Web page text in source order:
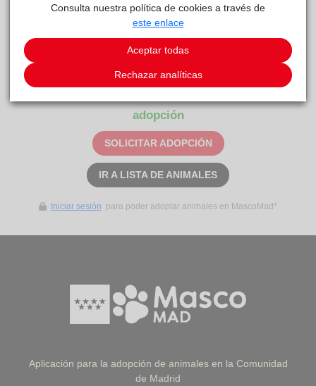
COMENTARIOS
Carácter
Gatita simpaticona que necesita un compañero que la enseñe
adopción
SOLICITAR ADOPCIÓN
IR A LISTA DE ANIMALES
Iniciar sesión para poder adoptar animales en MascoMad*
Aplicación para la adopción de animales en la Comunidad
de Madrid
Consulta nuestra política de cookies a través de
este enlace
Aceptar todas
Rechazar analíticas